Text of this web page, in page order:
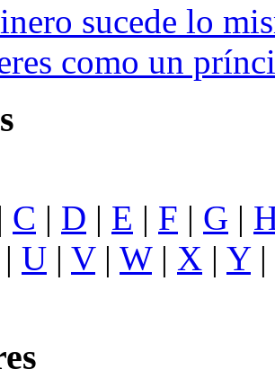
sucede lo
como un
| C | D | E | F | G |
U | V| W| X | Y|